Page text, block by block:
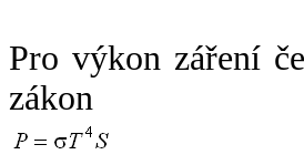
Pro výkon záření
zákon